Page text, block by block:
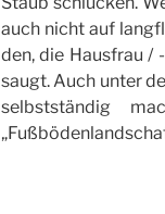
auch nicht auf
den, die Hausfrau /
saugt. Auch unter
selbstständig